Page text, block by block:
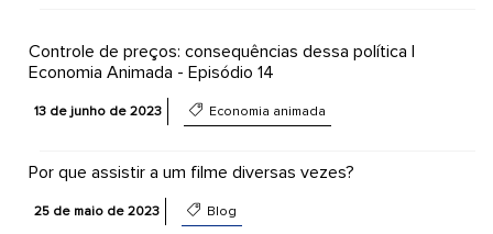
Controle de preços: consequências dessa política |
Economia Animada - Episódio 14
13 de junho de 2023 Economia animada
Por que assistir a um filme diversas vezes?
25 de maio de 2023 Blog